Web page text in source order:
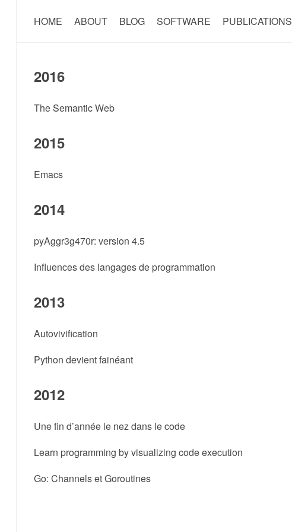
HOME ABOUT BLOG SOFTWARE PUBLICATIONS
2016
The Semantic Web
2015
Emacs
2014
pyAggr3g470r: version 4.5
Influences des langages de programmation
2013
Autovivification
Python devient fainéant
2012
Une fin d’année le nez dans le code
Learn programming by visualizing code execution
Go: Channels et Goroutines